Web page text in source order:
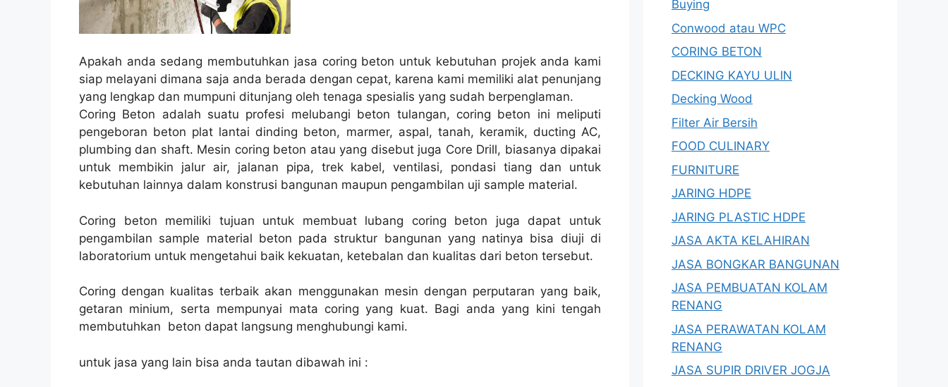
Apakah anda sedang membutuhkan jasa coring beton untuk kebutuhan projek anda kami
siap melayani dimana saja anda berada dengan cepat, karena kami memiliki alat penunjang
yang lengkap dan mumpuni ditunjang oleh tenaga spesialis yang sudah berpenglaman.
Coring Beton adalah suatu profesi melubangi beton tulangan, coring beton ini meliputi
pengeboran beton plat lantai dinding beton, marmer, aspal, tanah, keramik, ducting AC,
plumbing dan shaft. Mesin coring beton atau yang disebut juga Core Drill, biasanya dipakai
untuk membikin jalur air, jalanan pipa, trek kabel, ventilasi, pondasi tiang dan untuk
kebutuhan lainnya dalam konstrusi bangunan maupun pengambilan uji sample material.
Coring beton memiliki tujuan untuk membuat lubang coring beton juga dapat untuk
pengambilan sample material beton pada struktur bangunan yang natinya bisa diuji di
laboratorium untuk mengetahui baik kekuatan, ketebalan dan kualitas dari beton tersebut.
Coring dengan kualitas terbaik akan menggunakan mesin dengan perputaran yang baik,
getaran minium, serta mempunyai mata coring yang kuat. Bagi anda yang kini tengah
membutuhkan beton dapat langsung menghubungi kami.
untuk jasa yang lain bisa anda tautan dibawah ini :
Buying
Conwood atau WPC
CORING BETON
DECKING KAYU ULIN
Decking Wood
Filter Air Bersih
FOOD CULINARY
FURNITURE
JARING HDPE
JARING PLASTIC HDPE
JASA AKTA KELAHIRAN
JASA BONGKAR BANGUNAN
JASA PEMBUATAN KOLAM
RENANG
JASA PERAWATAN KOLAM
RENANG
JASA SUPIR DRIVER JOGJA